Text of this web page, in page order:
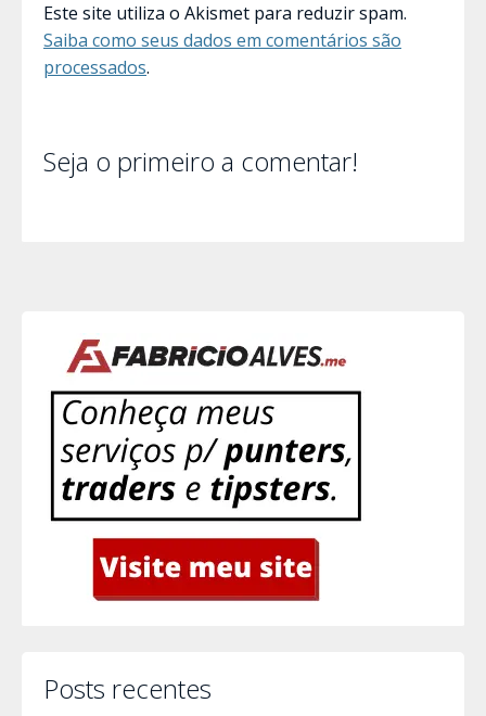
Este site utiliza o Akismet para reduzir spam.
Saiba como seus dados em comentários são
processados.
Seja o primeiro a comentar!
Posts recentes